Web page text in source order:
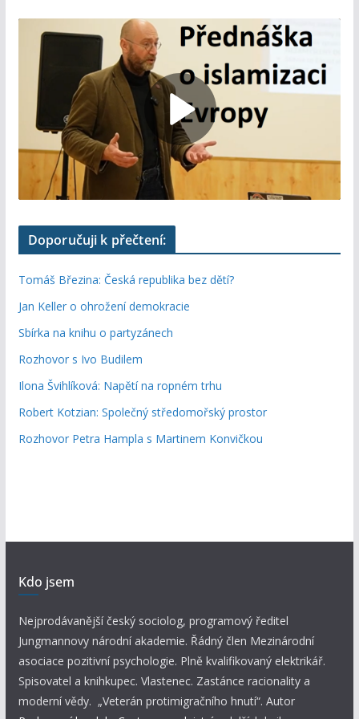
Doporučuji k přečtení:
Tomáš Březina: Česká republika bez dětí?
Jan Keller o ohrožení demokracie
Sbírka na knihu o partyzánech
Rozhovor s Ivo Budilem
Ilona Švihlíková: Napětí na ropném trhu
Robert Kotzian: Společný středomořský prostor
Rozhovor Petra Hampla s Martinem Konvičkou
Kdo jsem
Nejprodávanější český sociolog, programový ředitel
Jungmannovy národní akademie. Řádný člen Mezinárodní
asociace pozitivní psychologie. Plně kvalifikovaný elektrikář.
Spisovatel a knihkupec. Vlastenec. Zastánce racionality a
moderní vědy. „Veterán protimigračního hnutí“. Autor